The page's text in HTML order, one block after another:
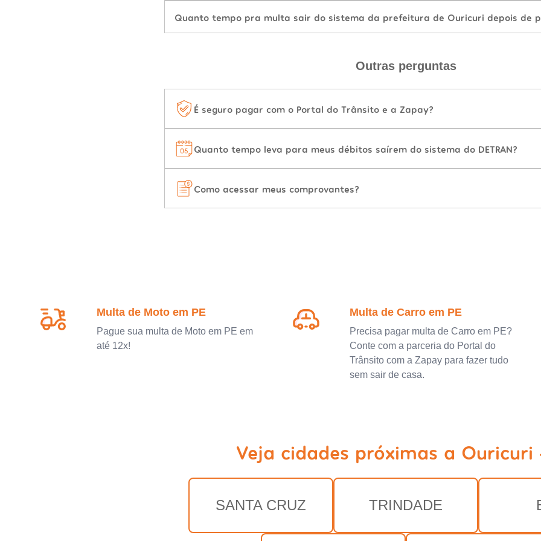
Quanto tempo pra multa sair do sistema da prefeitura de Ouricuri depois de
Outras perguntas
É seguro pagar com o Portal do Trânsito e a Zapay?
Quanto tempo leva para meus débitos saírem do sistema do DETRAN?
Como acessar meus comprovantes?
Multa de Moto em PE
Pague sua multa de Moto em PE em
até 12x!
Multa de Carro em PE
Precisa pagar multa de Carro em PE?
Conte com a parceria do Portal do
Trânsito com a Zapay para fazer tudo
sem sair de casa.
Veja cidades próximas a Ouricuri
SANTA CRUZ TRINDADE